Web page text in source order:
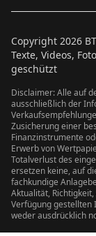
Copyright 2026
Texte, Videos,
geschützt
Disclaimer: Alle auf
ausschließlich der
Zusicherung einer
Finanzinstrumente
Erwerb von
Totalverlust des
ersetzen keine, auf
fachkundige
Aktualität,
Verfügung gestellten
weder ausdrücklich